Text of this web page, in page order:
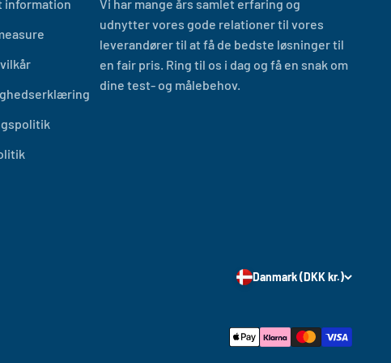
information
Vi har mange års samlet erfaring og
udnytter vores gode relationer til vores
leverandører til at få de bedste løsninger til
en fair pris. Ring til os i dag og få en snak om
dine test- og målebehov.
Danmark (DKK kr.)